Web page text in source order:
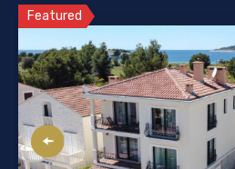
Featured